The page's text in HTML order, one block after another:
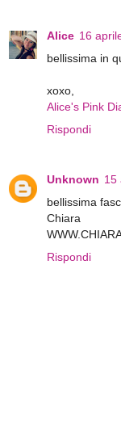
Alice 16
bellissima in
xoxo,
Alice's Pink
Rispondi
Unknown 15
bellissima
Chiara
Rispondi